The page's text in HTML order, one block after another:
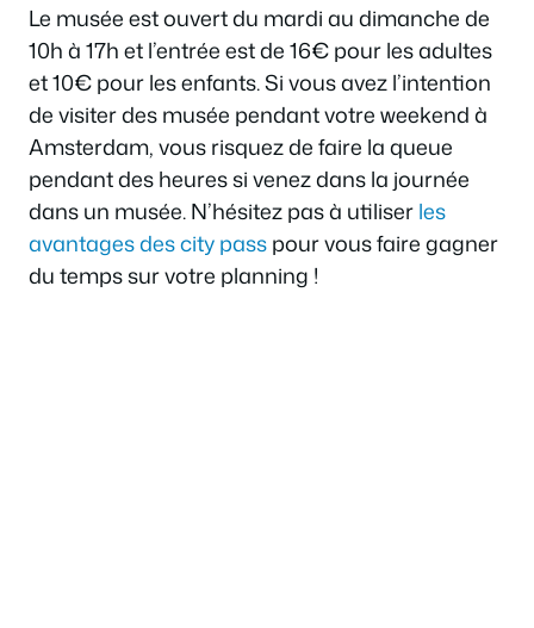
Le musée est ouvert du mardi au dimanche de
10h à 17h et l’entrée est de 16€ pour les adultes
et 10€ pour les enfants. Si vous avez l’intention
de visiter des musée pendant votre weekend à
Amsterdam, vous risquez de faire la queue
pendant des heures si venez dans la journée
dans un musée. N’hésitez pas à utiliserles
avantages des city passpour vous faire gagner
du temps sur votre planning !